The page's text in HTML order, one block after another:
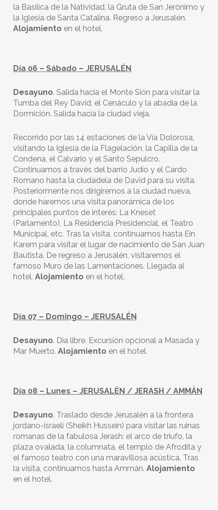
la Basílica de la Natividad, la Gruta de San Jerónimo y
la Iglesia de Santa Catalina. Regreso a Jerusalén.
Alojamiento en el hotel.
Día 06 – Sábado – JERUSALÉN
Desayuno. Salida hacia el Monte Sión para visitar la
Tumba del Rey David, el Cenáculo y la abadía de la
Dormición. Salida hacia la ciudad vieja.
Recorrido por las 14 estaciones de la Vía Dolorosa,
visitando la Iglesia de la Flagelación, la Capilla de la
Condena, el Calvario y el Santo Sepulcro.
Continuamos a través del barrio Judío y el Cardo
Romano hasta la ciudadela de David para su visita.
Posteriormente nos dirigiremos a la ciudad nueva,
donde haremos una visita panorámica de los
principales puntos de interés: La Kneset
(Parlamento), La Residencia Presidencial, el Teatro
Municipal, etc. Tras la visita, continuamos hasta Ein
Karem para visitar el lugar de nacimiento de San Juan
Bautista. De regreso a Jerusalén, visitaremos el
famoso Muro de las Lamentaciones. Llegada al
hotel. Alojamiento en el hotel.
Día 07 – Domingo – JERUSALÉN
Desayuno. Día libre. Excursión opcional a Masada y
Mar Muerto. Alojamiento en el hotel.
Día 08 – Lunes – JERUSALÉN / JERASH / AMMÁN
Desayuno. Traslado desde Jerusalén a la frontera
jordano-israelí (Sheikh Hussein) para visitar las ruinas
romanas de la fabulosa Jerash: el arco de triufo, la
plaza ovalada, la columnata, el templo de Afrodita y
el famoso teatro con una maravillosa acústica. Tras
la visita, continuamos hasta Ammán. Alojamiento
en el hotel.